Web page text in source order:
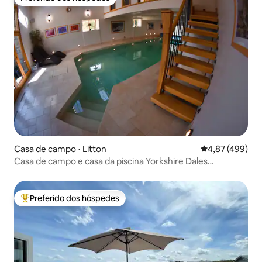
Preferido dos hóspedes
Casa de campo ⋅ Litton 4,87 de uma
4,87 (499)
Casa de campo e casa da piscina Yorkshire Dales
Entre os melhores preferidos dos hóspedes
Preferido dos hóspedes